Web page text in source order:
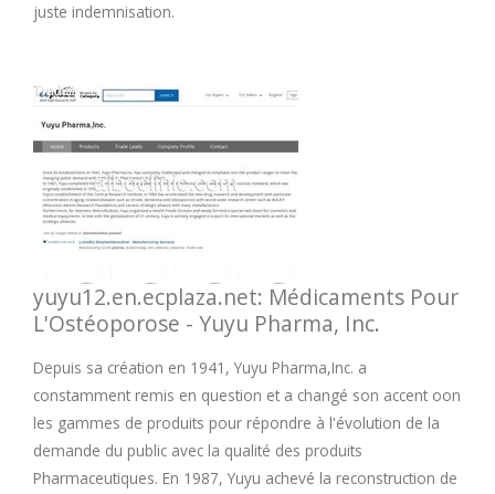
juste indemnisation.
yuyu12.en.ecplaza.net: Médicaments Pour
L'Ostéoporose - Yuyu Pharma, Inc.
Depuis sa création en 1941, Yuyu Pharma,Inc. a
constamment remis en question et a changé son accent oon
les gammes de produits pour répondre à l'évolution de la
demande du public avec la qualité des produits
Pharmaceutiques. En 1987, Yuyu achevé la reconstruction de